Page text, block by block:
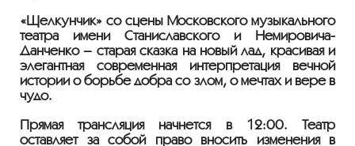
«Щелкунчик» со сцены Московского музыкального
театра имени Станиславского и Немировича-
Данченко – старая сказка на новый лад, красивая и
элегантная современная интерпретация вечной
истории о борьбе добра со злом, о мечтах и вере в
чудо.
Прямая трансляция начнется в 12:00. Театр
оставляет за собой право вносить изменения в